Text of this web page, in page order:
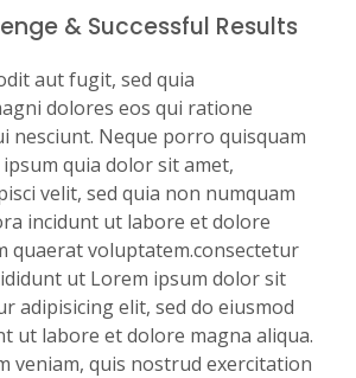
& Successful Results
aut fugit, sed quia
dolores eos qui ratione
nesciunt. Neque porro quisquam
quia dolor sit amet,
velit, sed quia non numquam
incidunt ut labore et dolore
quaerat voluptatem.consectetur
ut Lorem ipsum dolor sit
adipisicing elit, sed do eiusmod
ut labore et dolore magna aliqua.
veniam, quis nostrud exercitation